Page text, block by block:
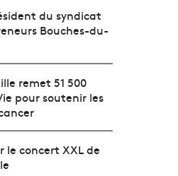
du syndicat
Bouches-du-
remet 51 500
pour soutenir les
le concert XXL de